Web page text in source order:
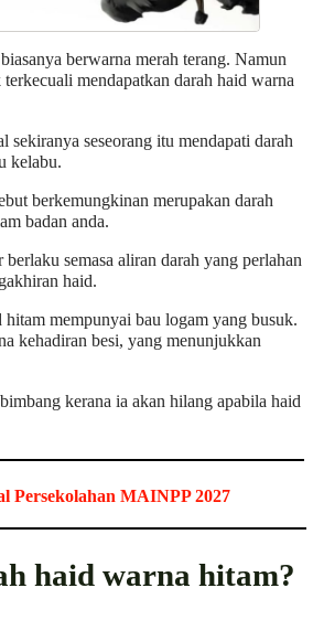
berwarna merah terang. Namun
mendapatkan darah haid warna
sekiranya seseorang itu mendapati darah
kelabu.
berkemungkinan merupakan darah
badan anda.
semasa aliran darah yang perlahan
haid.
mempunyai bau logam yang busuk.
kehadiran besi, yang menunjukkan
kerana ia akan hilang apabila haid
Persekolahan MAINPP 2027
haid warna hitam?